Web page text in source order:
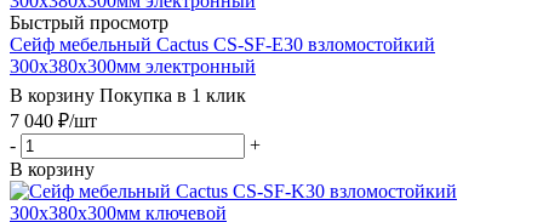
Быстрый просмотр
Сейф мебельный Cactus CS-SF-E30 взломостойкий
300x380x300мм электронный
В корзину Покупка в 1 клик
7 040 ₽/шт
-
+
В корзину